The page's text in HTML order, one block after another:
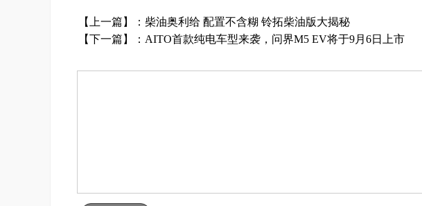
【上一篇】： 柴油奥利给 配置不含糊 铃拓柴油版大揭秘
【下一篇】： AITO首款纯电车型来袭，问界M5 EV将于9月6日上市